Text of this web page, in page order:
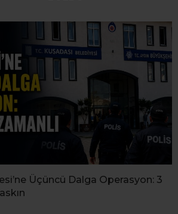
Üçüncü Dalga Operasyon: 3